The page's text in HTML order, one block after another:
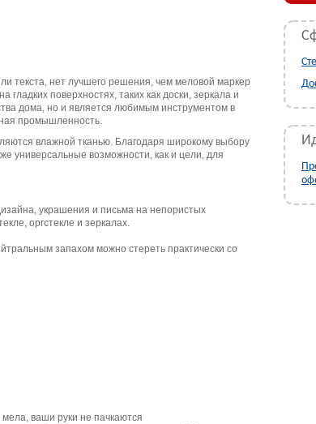
текста, нет лучшего решения, чем меловой маркер
поверхностях, таких как доски, зеркала и
дома, но и является любимым инструментом в
промышленность.
влажной тканью. Благодаря широкому выбору
универсальные возможности, как и цели, для
украшения и письма на непористых
оргстекле и зеркалах.
запахом можно стереть практически со
ваши руки не пачкаются